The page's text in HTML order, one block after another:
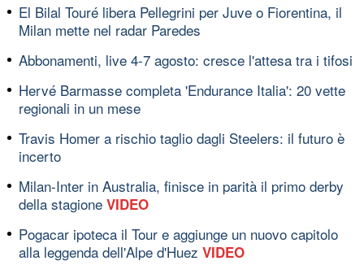
El Bilal Touré libera Pellegrini per Juve o Fiorentina, il
Milan mette nel radar Paredes
Abbonamenti, live 4-7 agosto: cresce l'attesa tra i tifosi
Hervé Barmasse completa 'Endurance Italia': 20 vette
regionali in un mese
Travis Homer a rischio taglio dagli Steelers: il futuro è
incerto
Milan-Inter in Australia, finisce in parità il primo derby
della stagione VIDEO
Pogacar ipoteca il Tour e aggiunge un nuovo capitolo
alla leggenda dell'Alpe d'Huez VIDEO